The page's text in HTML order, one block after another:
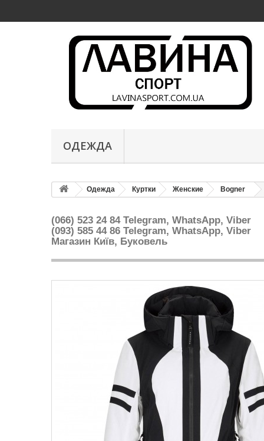
ОДЕЖДА
Одежда Куртки Женские Bogner
(066) 523 24 84 Telegram, WhatsApp, Viber
(093) 585 44 86 Telegram, WhatsApp, Viber
Магазин Київ, Буковель